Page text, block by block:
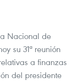
Nacional de
su 31ª reunión
a finanzas
del presidente